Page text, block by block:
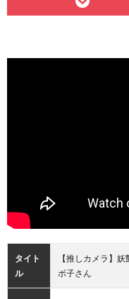
タイト
ル
【推しカメラ】
ボ子さん